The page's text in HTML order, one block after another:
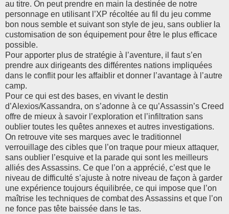
au titre. On peut prendre en main la destinée de notre
personnage en utilisant l’XP récoltée au fil du jeu comme
bon nous semble et suivant son style de jeu, sans oublier la
customisation de son équipement pour être le plus efficace
possible.
Pour apporter plus de stratégie à l’aventure, il faut s’en
prendre aux dirigeants des différentes nations impliquées
dans le conflit pour les affaiblir et donner l’avantage à l’autre
camp.
Pour ce qui est des bases, en vivant le destin
d’Alexios/Kassandra, on s’adonne à ce qu’Assassin’s Creed
offre de mieux à savoir l’exploration et l’infiltration sans
oublier toutes les quêtes annexes et autres investigations.
On retrouve vite ses marques avec le traditionnel
verrouillage des cibles que l’on traque pour mieux attaquer,
sans oublier l’esquive et la parade qui sont les meilleurs
alliés des Assassins. Ce que l’on a apprécié, c’est que le
niveau de difficulté s’ajuste à notre niveau de façon à garder
une expérience toujours équilibrée, ce qui impose que l’on
maîtrise les techniques de combat des Assassins et que l’on
ne fonce pas tête baissée dans le tas.